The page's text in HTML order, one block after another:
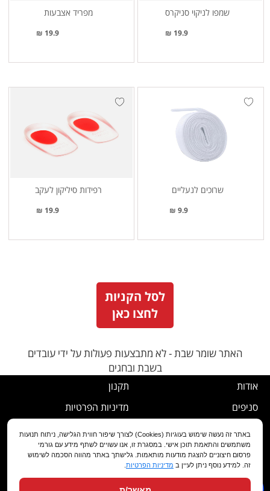
שמפו לניקוי סניקרס
19.9 ₪
מפריד אצבעות
19.9 ₪
שרוכים לנעליים
9.9 ₪
רפידות סיליקון לעקב
19.9 ₪
לסל הקניות
לחצו כאן
האתר שומר שבת - לא מתבצעות פעולות על ידי עובדים
בשבת ובחגים
אודות
סניפים
שירות לקוחות
מועדון לקוחות
תקנון
מדיניות הפרטיות
נוהל ביטול עסקה
מדיניות החלפה/החזרה/ביטול
הצהרת נגישות
באתר זה נעשה שימוש בעוגיות (Cookies) לצורך שיפור חווית הגלישה, ניתוח תנועות
משתמשים והתאמת תוכן אישי. במסגרת זו, אנו עשויים לשתף מידע עם גורמי
פרסום חיצוניים להצגת מודעות מותאמות. גלישתך באתר מהווה הסכמה לשימוש
זה. למידע נוסף ניתן לעיין ב מדיניות הפרטיות